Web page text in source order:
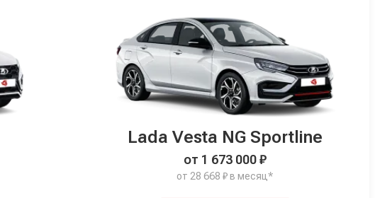
Lada Vesta NG Sportline
от 1 673 000 ₽
от 28 668 ₽ в месяц*